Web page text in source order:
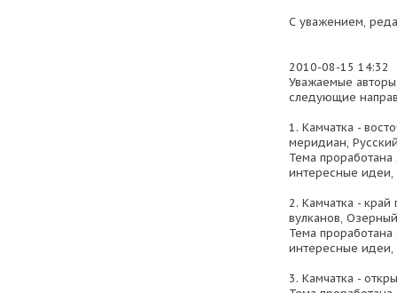
С уважением,
2010-08-15 14:32
Уважаемые
следующие
1. Камчатка -
меридиан,
Тема
интересные
2. Камчатка -
вулканов,
Тема
интересные
3. Камчатка -